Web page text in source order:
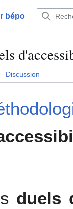
bépo
Discussion
duels